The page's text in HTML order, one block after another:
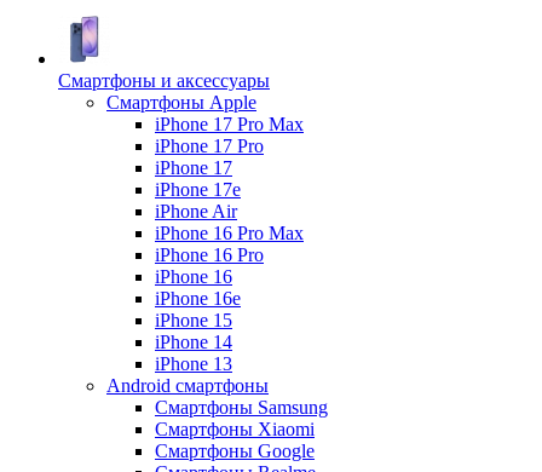
Смартфоны и аксессуары
Смартфоны Apple
iPhone 17 Pro Max
iPhone 17 Pro
iPhone 17
iPhone 17e
iPhone Air
iPhone 16 Pro Max
iPhone 16 Pro
iPhone 16
iPhone 16e
iPhone 15
iPhone 14
iPhone 13
Android cмартфоны
Смартфоны Samsung
Смартфоны Xiaomi
Смартфоны Google